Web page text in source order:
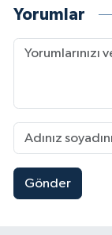
Yorumlar
Gönder